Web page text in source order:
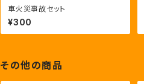
車火災事故セット
¥300
その他の商品